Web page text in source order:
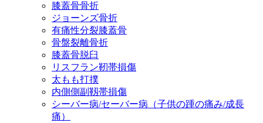
膝蓋骨骨折
ジョーンズ骨折
有痛性分裂膝蓋骨
骨盤裂離骨折
膝蓋骨脱臼
リスフラン靭帯損傷
太もも打撲
内側側副靱帯損傷
シーバー病/セーバー病（子供の踵の痛み/成長
痛）